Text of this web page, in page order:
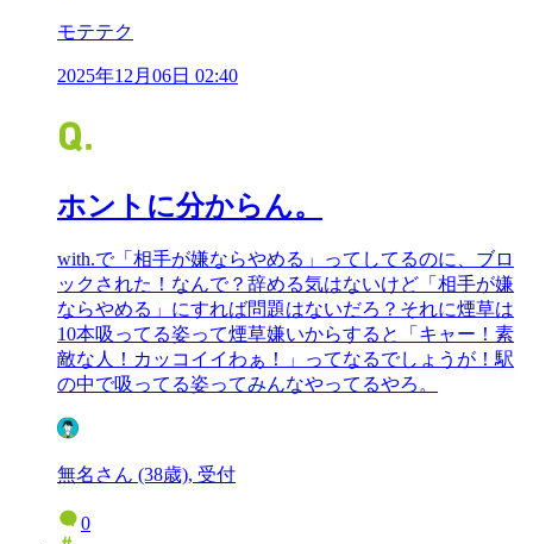
モテテク
2025年12月06日 02:40
ホントに分からん。
with.で「相手が嫌ならやめる」ってしてるのに、ブロ
ックされた！なんで？辞める気はないけど「相手が嫌
ならやめる」にすれば問題はないだろ？それに煙草は
10本吸ってる姿って煙草嫌いからすると「キャー！素
敵な人！カッコイイわぁ！」ってなるでしょうが！駅
の中で吸ってる姿ってみんなやってるやろ。
無名さん (38歳), 受付
0